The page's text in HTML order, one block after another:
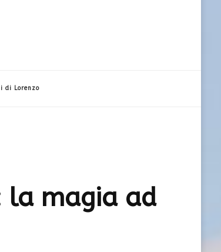
di Lorenzo
la magia ad